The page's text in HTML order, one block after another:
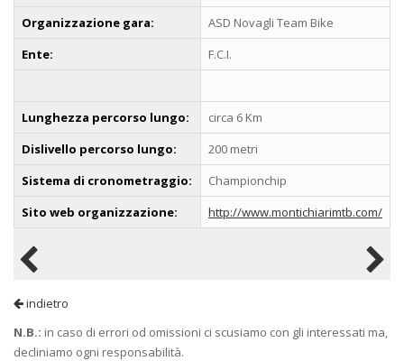
Organizzazione gara:
ASD Novagli Team Bike
Ente:
F.C.I.
Lunghezza percorso lungo:
circa 6 Km
Dislivello percorso lungo:
200 metri
Sistema di cronometraggio:
Championchip
Sito web organizzazione:
http://www.montichiarimtb.com/
indietro
N.B.: in caso di errori od omissioni ci scusiamo con gli interessati ma,
decliniamo ogni responsabilità.